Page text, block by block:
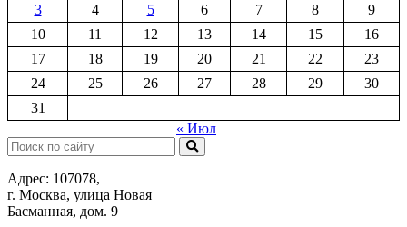
3
4 5 6 7 8
9
10
11 12 13 14 15
16
17
18 19 20 21 22
23
24
25 26 27 28 29
30
31
« Июл
Поиск:
Адрес: 107078,
г. Москва, улица Новая
Басманная, дом. 9